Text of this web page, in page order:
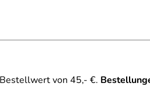
von 45,- €.